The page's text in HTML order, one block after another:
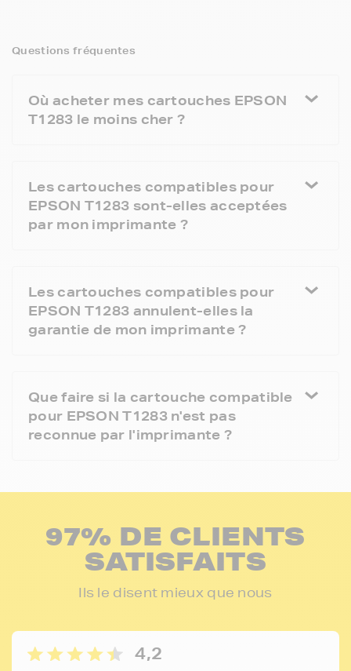
Questions fréquentes
Où acheter mes cartouches EPSON
T1283 le moins cher ?
Les cartouches compatibles pour
EPSON T1283 sont-elles acceptées
par mon imprimante ?
Les cartouches compatibles pour
EPSON T1283 annulent-elles la
garantie de mon imprimante ?
Que faire si la cartouche compatible
pour EPSON T1283 n'est pas
reconnue par l'imprimante ?
97% DE CLIENTS
SATISFAITS
Ils le disent mieux que nous
4,2